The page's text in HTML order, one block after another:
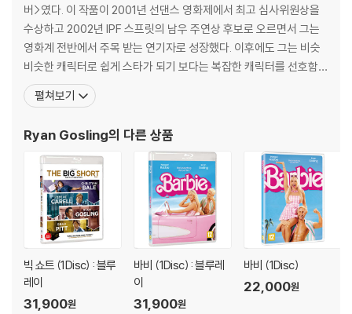
버>였다. 이 작품이 2001년 선댄스 영화제에서 최고 심사위원상을
수상하고 2002년 IPF 스프릿의 남우 주연상 후보로 오르면서 그는
영화계 전반에서 주목 받는 연기자로 성장했다. 이후에도 그는 비슷
비슷한 캐릭터로 쉽게 스타가 되기 보다는 복잡한 캐릭터를 선호함으
로써 진정한 배우로 거듭나기를 희망했다. <슬로터 롤>로 2002년
선댄스 영화제, <유나이티드 스테이트 어브 리랜드>로 2003년 선
끌어내면서 주목을 받고 있다. 가장 최근에는 <스
펼쳐보기
Ryan Gosling의 다른 상품
빅 쇼트 (1Disc) : 블루
레이
31,900원
바비 (1Disc) : 블루레
이
31,900원
바비 (1Disc)
22,000원